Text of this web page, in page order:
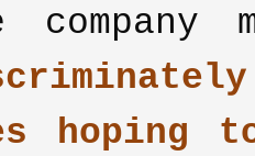
hoping